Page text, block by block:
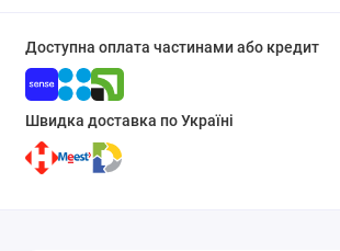
Доступна оплата частинами або кредит
Швидка доставка по Україні